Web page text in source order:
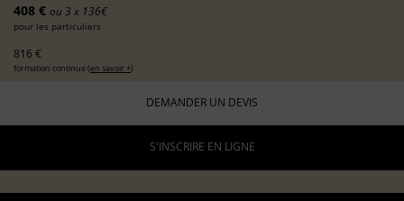
408 € ou 3 x 136€
pour les particuliers
816 €
formation continue (en savoir +)
DEMANDER UN DEVIS
S'INSCRIRE EN LIGNE